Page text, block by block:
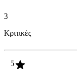
3
Κριτικές
5